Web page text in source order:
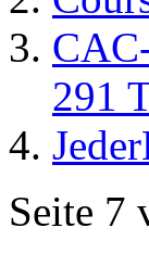
291
Seite 7